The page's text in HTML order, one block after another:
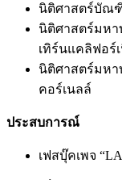
นิติศาสตร์บัณ
นิติศาสตร์มห
เทิร์นแคลิฟอร์
นิติศาสตร์มห
คอร์เนลล์
ประสบการณ์
เฟสบุ๊คเพจ